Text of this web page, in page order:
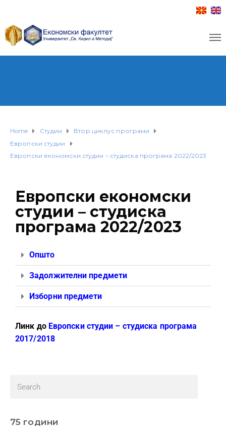
Home Студии
Втор циклус програми
Европски студии
Европски економски студии – студиска програма 2022/2023
Европски економски
студии – студиска
програма 2022/2023
Општо
Задолжителни предмети
Изборни предмети
Линк до Европски студии – студиска програма
2017/2018
75 години